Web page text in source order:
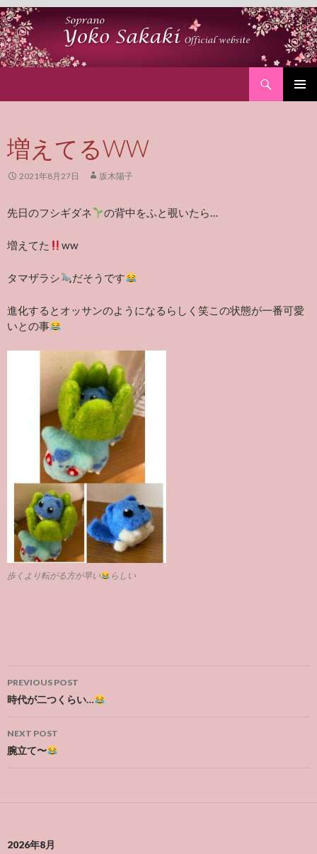
増えてるWW
2021年8月27日 坂木陽子
先日のフシギダネ の背中をふと覗いたら…
増えてた ww
タマザラシ だそうです
進化するとオッサンのようになるらしく笑この状態が一番可愛
いとの事
歩くより転がる方が早い らしい
Post
navigation
PREVIOUS POST
時代が二つくらい…
NEXT POST
腕立て〜
2026年8月